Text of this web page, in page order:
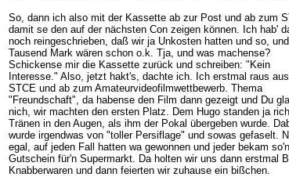
So, dann ich also mit der Kassette ab zur Post und ab zum
damit se den auf der nächsten Con zeigen können. Ich hab'
noch reingeschrieben, daß wir ja Unkosten hatten und so, und
Tausend Mark wären schon o.k. Tja, und was machense?
Schickense mir die Kassette zurück und schreiben: "Kein
Interesse." Also, jetzt hakt's, dachte ich. Ich erstmal raus
STCE und ab zum Amateurvideofilmwettbewerb. Thema
"Freundschaft", da habense den Film dann gezeigt und Du
nich, wir machten den ersten Platz. Dem Hugo standen ja
Tränen in den Augen, als ihm der Pokal übergeben wurde.
wurde irgendwas von "toller Persiflage" und sowas gefaselt.
egal, auf jeden Fall hatten wa gewonnen und jeder bekam so'n
Gutschein für'n Supermarkt. Da holten wir uns dann erstmal
Knabberwaren und dann feierten wir zuhause ein bißchen.